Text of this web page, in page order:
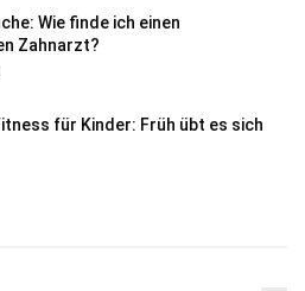
Wie finde ich einen
Zahnarzt?
für Kinder: Früh übt es sich